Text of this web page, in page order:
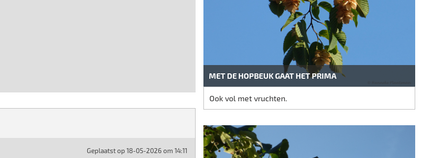
Geplaatst op 18-05-2026 om 14:11
MET DE HOPBEUK GAAT HET PRIMA
Ook vol met vruchten.